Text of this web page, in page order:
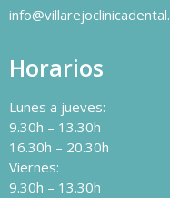
Horarios
Lunes a jueves:
9.30h – 13.30h
16.30h – 20.30h
Viernes:
9.30h – 13.30h